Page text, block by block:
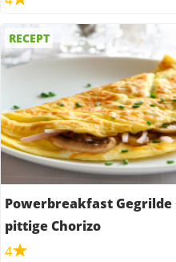
RECEPT
Powerbreakfast
pittige Chorizo
4